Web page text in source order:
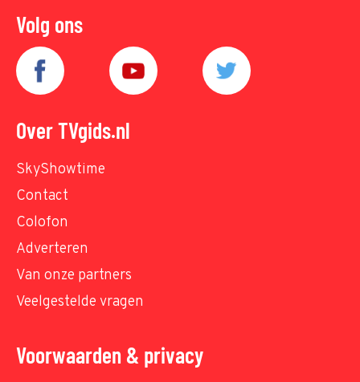
Volg ons
Over TVgids.nl
SkyShowtime
Contact
Colofon
Adverteren
Van onze partners
Veelgestelde vragen
Voorwaarden & privacy